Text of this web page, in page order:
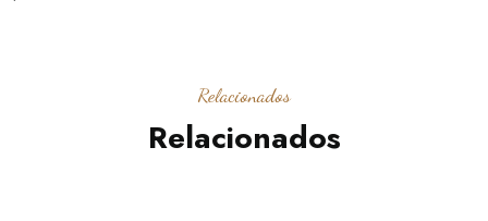
Relacionados
Relacionados